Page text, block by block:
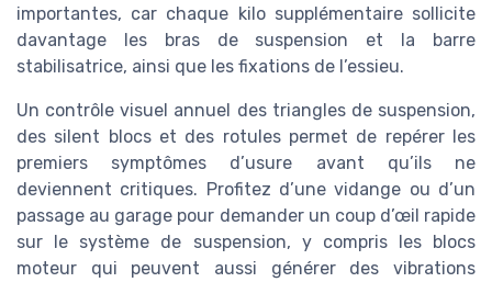
importantes, car chaque kilo supplémentaire sollicite
davantage les bras de suspension et la barre
stabilisatrice, ainsi que les fixations de l’essieu.
Un contrôle visuel annuel des triangles de suspension,
des silent blocs et des rotules permet de repérer les
premiers symptômes d’usure avant qu’ils ne
deviennent critiques. Profitez d’une vidange ou d’un
passage au garage pour demander un coup d’œil rapide
sur le système de suspension, y compris les blocs
moteur qui peuvent aussi générer des vibrations